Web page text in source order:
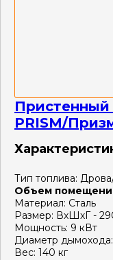
Пристенный
PRISM/
Тип топлива:
Объем
Материал: Сталь
Размер: ВхШхГ -
Мощность: 9 кВт
Диаметр
Вес: 140 кг